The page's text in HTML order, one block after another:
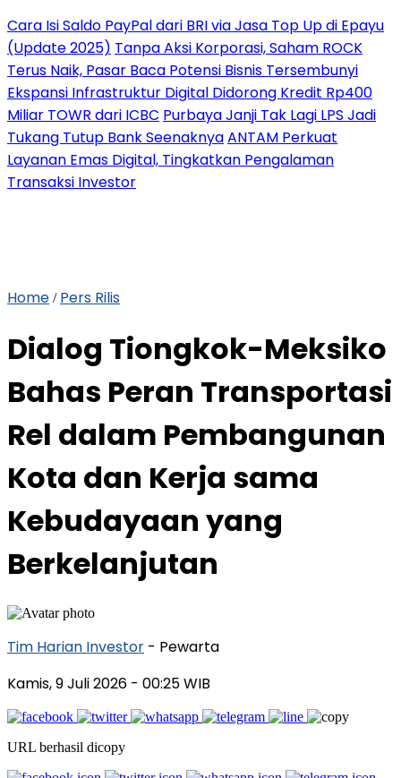
Cara Isi Saldo PayPal dari BRI via Jasa Top Up di Epayu
(Update 2025) Tanpa Aksi Korporasi, Saham ROCK
Terus Naik, Pasar Baca Potensi Bisnis Tersembunyi
Ekspansi Infrastruktur Digital Didorong Kredit Rp400
Miliar TOWR dari ICBC Purbaya Janji Tak Lagi LPS Jadi
Tukang Tutup Bank SeenaknyaANTAM Perkuat
Layanan Emas Digital, Tingkatkan Pengalaman
Transaksi Investor
Home / Pers Rilis
Dialog Tiongkok-Meksiko
Bahas Peran Transportasi
Rel dalam Pembangunan
Kota dan Kerja sama
Kebudayaan yang
Berkelanjutan
Tim Harian Investor - Pewarta
Kamis, 9 Juli 2026 - 00:25 WIB
URL berhasil dicopy